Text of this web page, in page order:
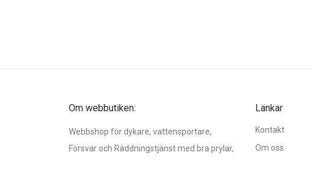
Om webbutiken:
Webbshop för dykare, vattensportare,
Försvar och Räddningstjänst med bra prylar,
Länkar
Kontakt
Om oss